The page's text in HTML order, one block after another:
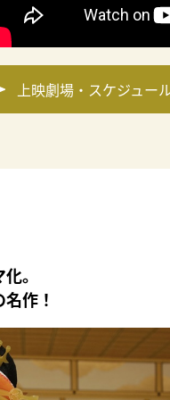
上映劇場・スケジュー
。
作！